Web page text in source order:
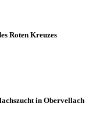
Roten Kreuzes
in Obervellach